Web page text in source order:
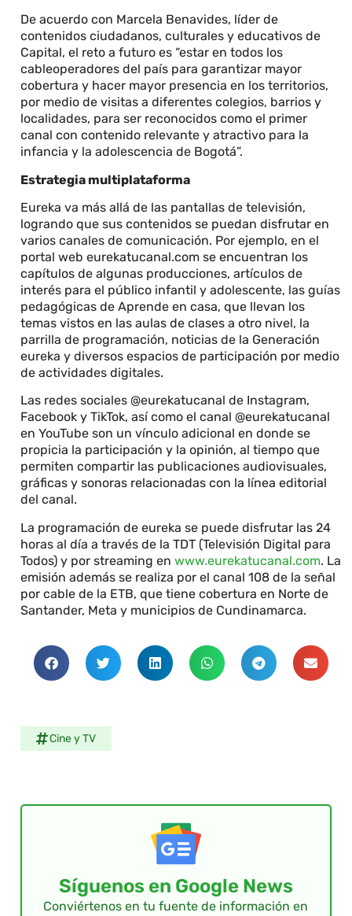
De acuerdo con Marcela Benavides, líder de
contenidos ciudadanos, culturales y educativos de
Capital, el reto a futuro es “estar en todos los
cableoperadores del país para garantizar mayor
cobertura y hacer mayor presencia en los territorios,
por medio de visitas a diferentes colegios, barrios y
localidades, para ser reconocidos como el primer
canal con contenido relevante y atractivo para la
infancia y la adolescencia de Bogotá”.
Estrategia multiplataforma
Eureka va más allá de las pantallas de televisión,
logrando que sus contenidos se puedan disfrutar en
varios canales de comunicación. Por ejemplo, en el
portal web eurekatucanal.com se encuentran los
capítulos de algunas producciones, artículos de
interés para el público infantil y adolescente, las guías
pedagógicas de Aprende en casa, que llevan los
temas vistos en las aulas de clases a otro nivel, la
parrilla de programación, noticias de la Generación
eureka y diversos espacios de participación por medio
de actividades digitales.
Las redes sociales @eurekatucanal de Instagram,
Facebook y TikTok, así como el canal @eurekatucanal
en YouTube son un vínculo adicional en donde se
propicia la participación y la opinión, al tiempo que
permiten compartir las publicaciones audiovisuales,
gráficas y sonoras relacionadas con la línea editorial
del canal.
La programación de eureka se puede disfrutar las 24
horas al día a través de la TDT (Televisión Digital para
Todos) y por streaming enwww.eurekatucanal.com. La
emisión además se realiza por el canal 108 de la señal
por cable de la ETB, que tiene cobertura en Norte de
Santander, Meta y municipios de Cundinamarca.
Cine y TV
Síguenos en Google News
Conviértenos en tu fuente de información en